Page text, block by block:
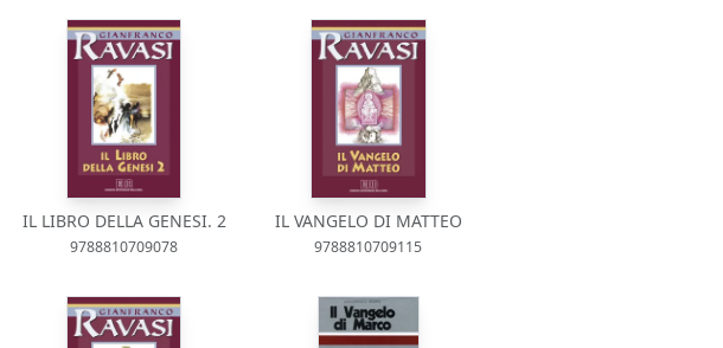
IL LIBRO DELLA GENESI. 2
9788810709078
IL VANGELO DI MATTEO
9788810709115